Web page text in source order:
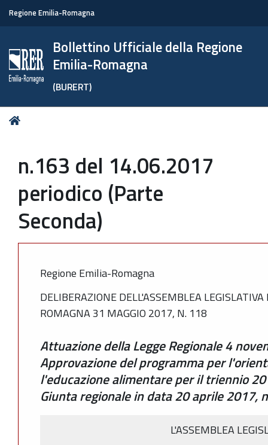
Regione Emilia-Romagna
Bollettino Ufficiale della Regione
Emilia-Romagna
(BURERT)
Tu
n.163 del 14.06.2017
periodico (Parte
Seconda)
Regione Emilia-Romagna
DELIBERAZIONE DELL'ASSEMBLEA
ROMAGNA 31 MAGGIO 2017, N. 118
Attuazione della Legge Regionale 4
Approvazione del programma per
l'educazione alimentare per il triennio
Giunta regionale in data 20 aprile 2017,
L'ASSEMBLEA